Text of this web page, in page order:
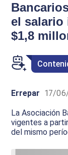
el salario
$1,8
Errepar 17/
La Asociación
vigentes a
del mismo